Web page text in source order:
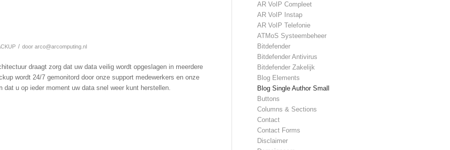
/ door arco@arcomputing.nl
draagt zorg dat uw data veilig wordt opgeslagen in meerdere
wordt 24/7 gemonitord door onze support medewerkers en onze
dat u op ieder moment uw data snel weer kunt herstellen.
AR VoIP Compleet
AR VoIP Instap
AR VoIP Telefonie
ATMoS Systeembeheer
Bitdefender
Bitdefender Antivirus
Bitdefender Zakelijk
Blog Elements
Blog Single Author Small
Buttons
Columns & Sections
Contact
Contact Forms
Disclaimer